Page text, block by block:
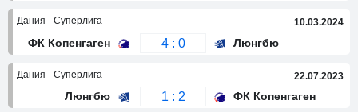
Дания - Суперлига
ФК Копенгаген 4 : 0 Люнгбю
10.03.2024
Дания - Суперлига
Люнгбю 1 : 2 ФК Копенгаген
22.07.2023